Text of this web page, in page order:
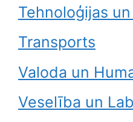
Tehnoloģijas
Transports
Valoda un
Veselība un